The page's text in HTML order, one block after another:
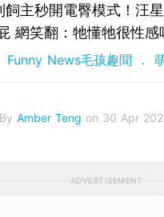
飼主秒開電臀模式！汪
網笑翻：牠懂牠很性感
Funny News毛孩趣聞
By Amber Teng on 30 Apr
ADVERTISEMENT